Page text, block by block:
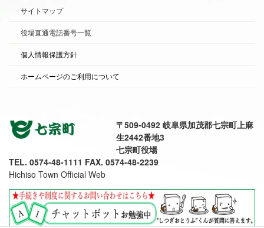
サイトマップ
役場直通電話番号一覧
個人情報保護方針
ホームページのご利用について
〒509-0492 岐阜県加茂郡七宗町上麻
生2442番地3
七宗町役場
TEL. 0574-48-1111 FAX. 0574-48-2239
Hichiso Town Official Web